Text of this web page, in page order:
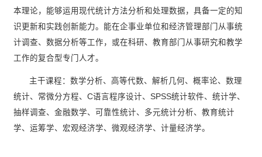
本理论，能够运用现代统计方法分析和处理数据，具备一定的知
识更新和实践创新能力。能在企事业单位和经济管理部门从事统
计调查、数据分析等工作，或在科研、教育部门从事研究和教学
工作的复合型专门人才。
主干课程：数学分析、高等代数、解析几何、概率论、数理
统计、常微分方程、C语言程序设计、SPSS统计软件、统计学、
抽样调查、金融数学、可靠性统计、多元统计分析、教育统计
学、运筹学、宏观经济学、微观经济学、计量经济学。